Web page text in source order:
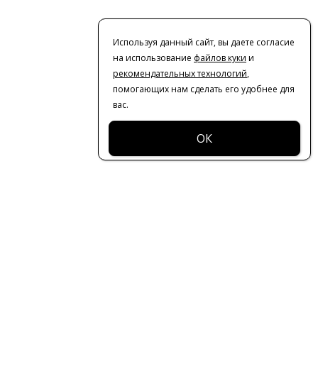
Используя данный сайт, вы даете согласие
на использование файлов куки и
рекомендательных технологий,
помогающих нам сделать его удобнее для
вас.